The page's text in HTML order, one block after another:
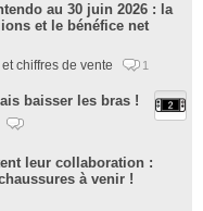
au 30 juin 2026 : la
et le bénéfice net
chiffres de vente 1
baisser les bras !
leur collaboration :
à venir !